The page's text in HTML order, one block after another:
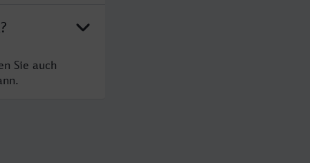
Sie auch